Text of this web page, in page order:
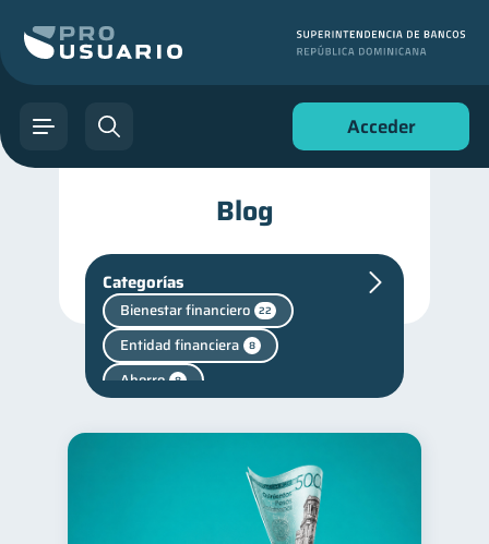
Acceder
Blog
Categorías
Bienestar financiero 22
Entidad financiera 8
Ahorro 8
2